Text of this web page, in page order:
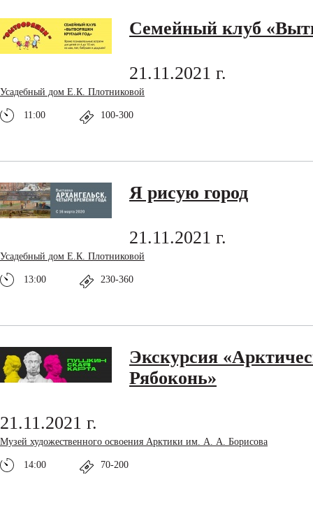
Семейный клуб
21.11.2021 г.
Усадебный дом Е.К. Плотниковой
11:00 100-300
Я рисую город
21.11.2021 г.
Усадебный дом Е.К. Плотниковой
13:00 230-360
Экскурсия
Рябоконь»
21.11.2021 г.
Музей художественного освоения Арктики им. А. А. Борисова
14:00 70-200